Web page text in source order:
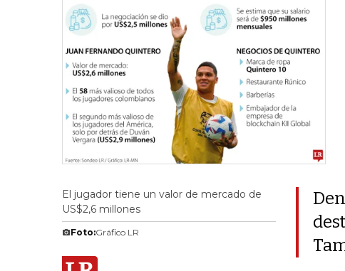
El jugador tiene un valor de mercado de
US$2,6 millones
Foto:Gráfico LR